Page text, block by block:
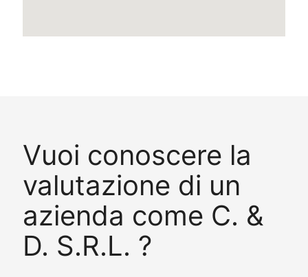
Vuoi conoscere la
valutazione di un
azienda come C. &
D. S.R.L. ?